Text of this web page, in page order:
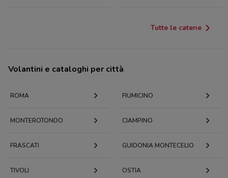
Tutte le catene
Volantini e cataloghi per città
ROMA FIUMICINO
MONTEROTONDO CIAMPINO
FRASCATI GUIDONIA MONTECELIO
TIVOLI OSTIA